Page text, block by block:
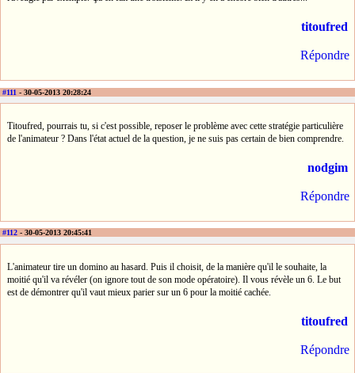
titoufred
Répondre
#111 - 30-05-2013 20:28:24
Titoufred, pourrais tu, si c'est possible, reposer le problème avec cette stratégie particulière
de l'animateur ? Dans l'état actuel de la question, je ne suis pas certain de bien comprendre.
nodgim
Répondre
#112 - 30-05-2013 20:45:41
L'animateur tire un domino au hasard. Puis il choisit, de la manière qu'il le souhaite, la
moitié qu'il va révéler (on ignore tout de son mode opératoire). Il vous révèle un 6. Le but
est de démontrer qu'il vaut mieux parier sur un 6 pour la moitié cachée.
titoufred
Répondre